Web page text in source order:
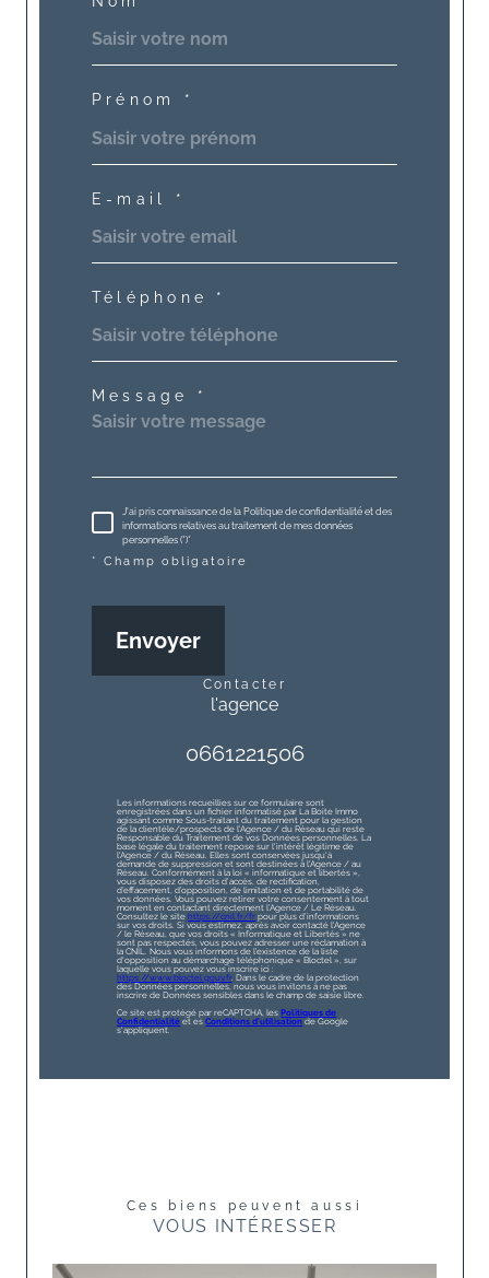
Prénom *
E-mail *
Téléphone *
Message *
J'ai pris connaissance de la Politique de confidentialité et des
informations relatives au traitement de mes données
personnelles (*)*
* Champ obligatoire
Envoyer
contacter
l'agence
0661221506
Les informations recueillies sur ce formulaire sont
enregistrées dans un fichier informatisé par La Boite Immo
agissant comme Sous-traitant du traitement pour la gestion
de la clientèle/prospects de l'Agence / du Réseau qui reste
Responsable du Traitement de vos Données personnelles. La
base légale du traitement repose sur l'intérêt légitime de
l'Agence / du Réseau. Elles sont conservées jusqu'à
demande de suppression et sont destinées à l'Agence / au
Réseau. Conformément à la loi « informatique et libertés »,
vous disposez des droits d’accès, de rectification,
d’effacement, d’opposition, de limitation et de portabilité de
vos données. Vous pouvez retirer votre consentement à tout
moment en contactant directement l’Agence / Le Réseau.
Consultez le site https://cnil.fr/fr pour plus d’informations
sur vos droits. Si vous estimez, après avoir contacté l'Agence
/ le Réseau, que vos droits « Informatique et Libertés » ne
sont pas respectés, vous pouvez adresser une réclamation à
la CNIL. Nous vous informons de l’existence de la liste
d'opposition au démarchage téléphonique « Bloctel », sur
laquelle vous pouvez vous inscrire ici :
https://www.bloctel.gouv.fr. Dans le cadre de la protection
des Données personnelles, nous vous invitons à ne pas
inscrire de Données sensibles dans le champ de saisie libre.
Ce site est protégé par reCAPTCHA, les Politiques de
Confidentialité et esConditions d'utilisation de Google
s'appliquent.
Ces biens peuvent aussi
VOUS INTÉRESSER